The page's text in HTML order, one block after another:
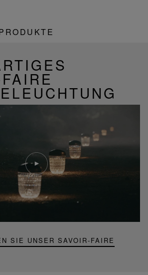
SIE UNSER SAVOIR-FAIRE
Video
abspielen
YouTube-
Video,
Folia
Mini-
Portable-